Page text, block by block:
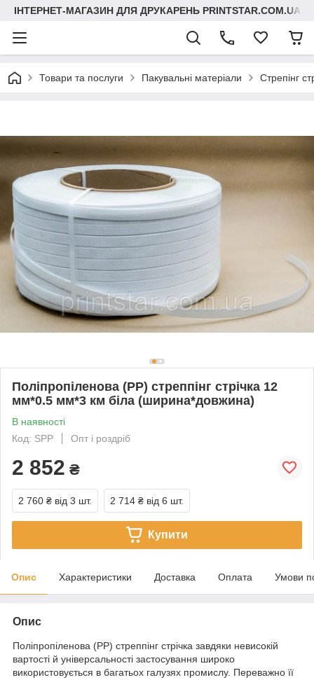
ІНТЕРНЕТ-МАГАЗИН ДЛЯ ДРУКАРЕНЬ PRINTSTAR.COM.UA
Товари та послуги Пакувальні матеріали Стрепінг
Поліпропіленова (РР) стреппінг стрічка 12
мм*0.5 мм*3 км біла (ширина*довжина)
В наявності
Код: SPP
Опт і роздріб
2 852 ₴
2 760 ₴ від 3 шт. 2 714 ₴ від 6 шт.
Купити
Опис Характеристики Доставка Оплата Умови
Опис
Поліпропіленова (РР) стреппінг стрічка завдяки невисокій
вартості й універсальності застосування широко
використовується в багатьох галузях промислу. Переважно її